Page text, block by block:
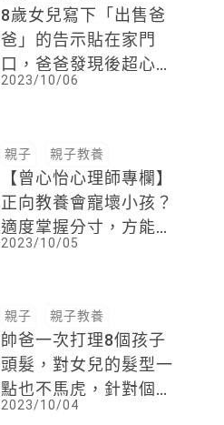
8歲女兒寫下「出售爸
爸」的告示貼在家門
口，爸爸發現後超心
碎，竟只值這價錢，爭
2023/10/06
親子 親子教養
【曾心怡心理師專欄】
正向教養會寵壞小孩？
適度掌握分寸，方能事
半功倍
2023/10/05
親子 親子教養
帥爸一次打理8個孩子
頭髮，對女兒的髮型一
點也不馬虎，針對個人
喜好設計。每個孩子孩
2023/10/04